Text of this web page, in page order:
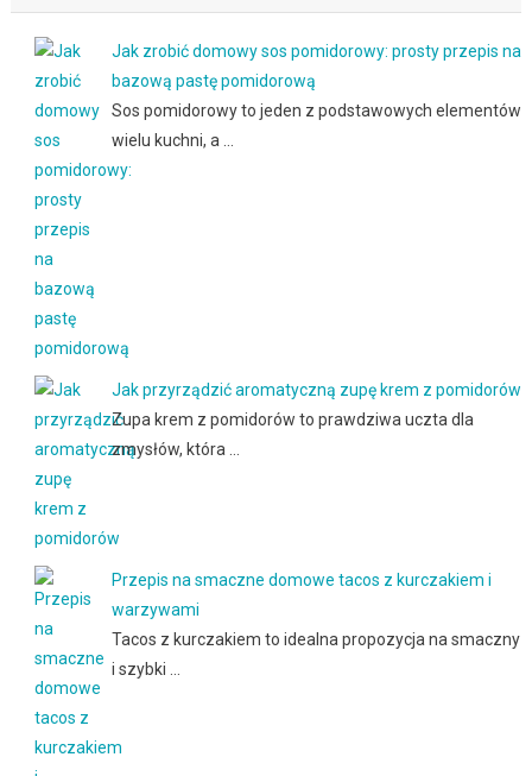
Jak zrobić domowy sos pomidorowy: prosty przepis na
bazową pastę pomidorową
Sos pomidorowy to jeden z podstawowych elementów
wielu kuchni, a …
Jak przyrządzić aromatyczną zupę krem z pomidorów
Zupa krem z pomidorów to prawdziwa uczta dla
zmysłów, która …
Przepis na smaczne domowe tacos z kurczakiem i
warzywami
Tacos z kurczakiem to idealna propozycja na smaczny
i szybki …